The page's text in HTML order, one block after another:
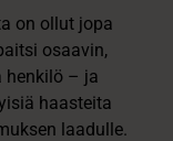
on ollut jopa
osaavin,
henkilö – ja
haasteita
laadulle.